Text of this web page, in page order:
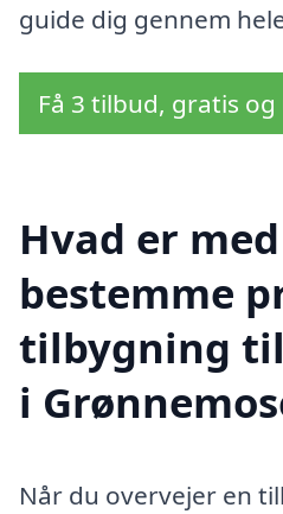
guide dig gennem
Få 3 tilbud, gratis
Hvad er
bestemme
tilbygning
i
Når du overvejer en